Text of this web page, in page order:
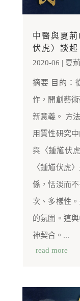
中醫與夏
伏虎〉談起
2020-06 | 夏
摘要 目的：
作，開創藝
新意義。 方
用質性研究
與〈鍾馗伏
〈鍾馗伏虎
係，恬淡而
次、多樣性
的氛圍。這
神契合。...
read more